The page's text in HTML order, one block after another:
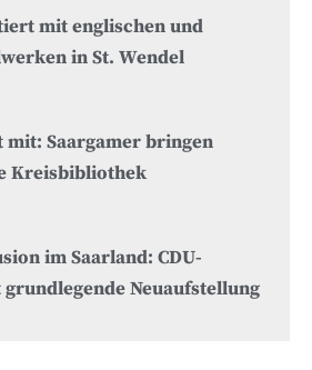
mit englischen und
in St. Wendel
mit: Saargamer bringen
Kreisbibliothek
im Saarland: CDU-
Neuaufstellung